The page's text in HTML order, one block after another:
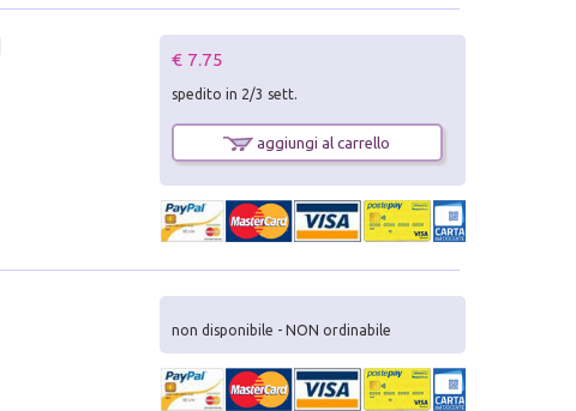
€ 7.75
spedito in 2/3 sett.
aggiungi al carrello
non disponibile - NON ordinabile